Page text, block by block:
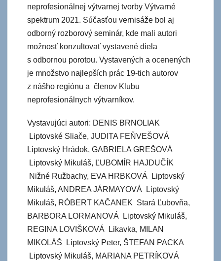
neprofesionálnej výtvarnej tvorby Výtvarné
spektrum 2021. Súčasťou vernisáže bol aj
odborný rozborový seminár, kde mali autori
možnosť konzultovať vystavené diela
s odbornou porotou. Vystavených a ocenených
je množstvo najlepších prác 19-tich autorov
z nášho regiónu a členov Klubu
neprofesionálnych výtvarníkov.
Vystavujúci autori: DENIS BRNOLIAK
Liptovské Sliače, JUDITA FEŇVEŠOVÁ
Liptovský Hrádok, GABRIELA GREŠOVÁ
Liptovský Mikuláš, ĽUBOMÍR HAJDUČÍK
Nižné Ružbachy, EVA HRBKOVÁ Liptovský
Mikuláš, ANDREA JÁRMAYOVÁ Liptovský
Mikuláš, RÓBERT KAČANEK Stará Ľubovňa,
BARBORA LORMANOVÁ Liptovský Mikuláš,
REGINA LOVIŠKOVÁ Likavka, MILAN
MIKOLÁŠ Liptovský Peter, ŠTEFAN PACKA
Liptovský Mikuláš, MARIANA PETRÍKOVÁ